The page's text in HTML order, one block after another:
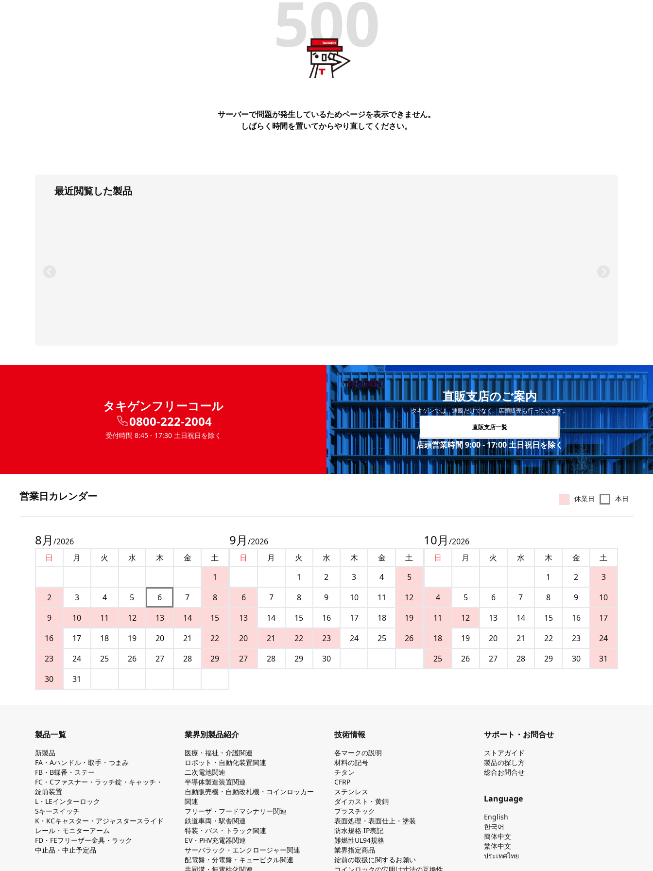
500
サーバーで問題が発生しているためページを表示できません。
しばらく時間を置いてからやり直してください。
最近閲覧した製品
タキゲンフリーコール
0800-222-2004
受付時間 8:45 - 17:30 土日祝日を除く
直販支店のご案内
タキゲンでは、通販だけでなく、店頭販売も行っています。
直販支店一覧
店頭営業時間 9:00 - 17:00 土日祝日を除く
営業⽇カレンダー 休業日 本日
8月 /2026
日
月 火 水 木 金
土
1
2
3 4 5 6 7
8
9
10 11 12 13 14
15
16
17 18 19 20 21
22
23
24 25 26 27 28
29
30
31
9月 /2026
日
月 火 水 木 金
土
1
2 3 4
5
6
7 8 9 10 11
12
13
14 15 16 17 18
19
20
21 22 23 24 25
26
27
28 29 30
10月 /2026
日
月 火 水 木 金
土
1
2
3
4
5 6 7 8 9
10
11
12 13 14 15 16
17
18
19 20 21 22 23
24
25
26 27 28 29 30 31
製品一覧
新製品
FA・Aハンドル・取手・つまみ
FB・B蝶番・ステー
FC・Cファスナー・ラッチ錠・キャッチ・
錠前装置
L・LEインターロック
Sキースイッチ
K・KCキャスター・アジャスタースライド
レール・モニターアーム
FD・FEフリーザー金具・ラック
中止品・中止予定品
業界別製品紹介
医療・福祉・介護関連
ロボット・自動化装置関連
二次電池関連
半導体製造装置関連
自動販売機・自動改札機・コインロッカー
関連
フリーザ・フードマシナリー関連
鉄道車両・駅舎関連
特装・バス・トラック関連
EV・PHV充電器関連
サーバラック・エンクロージャー関連
配電盤・分電盤・キュービクル関連
技術情報
各マークの説明
材料の記号
チタン
CFRP
ステンレス
ダイカスト・⻩銅
プラスチック
表面処理・表面仕上・塗装
防⽔規格 IP表記
難燃性UL94規格
業界指定商品
錠前の取扱に関するお願い
サポート・お問合せ
ストアガイド
製品の探し⽅
総合お問合せ
Language
English
한국어
簡体中文
繁体中文
ประเทศไทย